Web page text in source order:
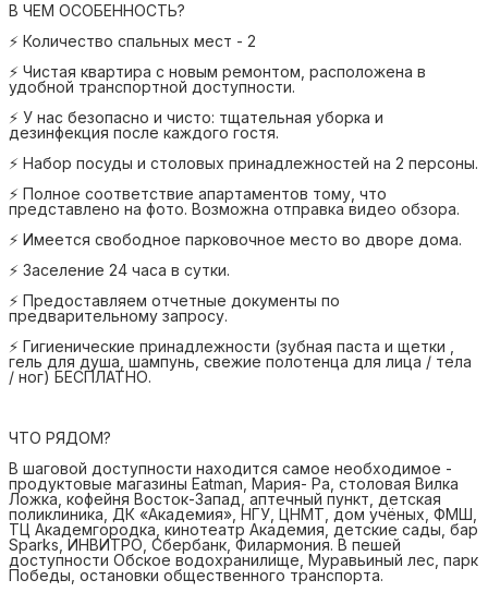
В ЧЕМ ОСОБЕННОСТЬ?
⚡ Количество спальных мест - 2
⚡ Чистая квартира с новым ремонтом, расположена в
удобной транспортной доступности.
⚡ У нас безопасно и чисто: тщательная уборка и
дезинфекция после каждого гостя.
⚡ Набор посуды и столовых принадлежностей на 2 персоны.
⚡ Полное соответствие апартаментов тому, что
представлено на фото. Возможна отправка видео обзора.
⚡ Имеется свободное парковочное место во дворе дома.
⚡ Заселение 24 часа в сутки.
⚡ Предоставляем отчетные документы по
предварительному запросу.
⚡ Гигиенические принадлежности (зубная паста и щетки ,
гель для душа, шампунь, свежие полотенца для лица / тела
/ ног) БЕСПЛАТНО.
ЧТО РЯДОМ?
В шаговой доступности находится самое необходимое -
продуктовые магазины Eatman, Мария- Ра, столовая Вилка
Ложка, кофейня Восток-Запад, аптечный пункт, детская
поликлиника, ДК «Академия», НГУ, ЦНМТ, дом учёных, ФМШ,
ТЦ Академгородка, кинотеатр Академия, детские сады, бар
Sparks, ИНВИТРО, Сбербанк, Филармония. В пешей
доступности Обское водохранилище, Муравьиный лес, парк
Победы, остановки общественного транспорта.